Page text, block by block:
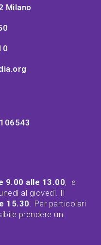
Milano
9.00 alle 13.00, e
al giovedì. Il
15.30 . Per particolari
prendere un